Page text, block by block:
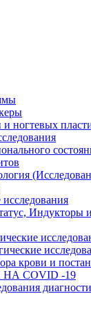
ногтевых
Индукторы
крови и
COVID -19